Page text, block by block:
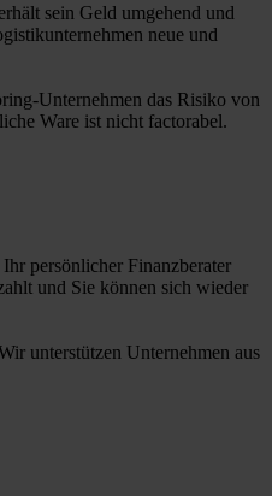
sein Geld umgehend und
neue und
Unternehmen das Risiko von
Ware ist nicht factorabel.
persönlicher Finanzberater
und Sie können sich wieder
unterstützen Unternehmen aus